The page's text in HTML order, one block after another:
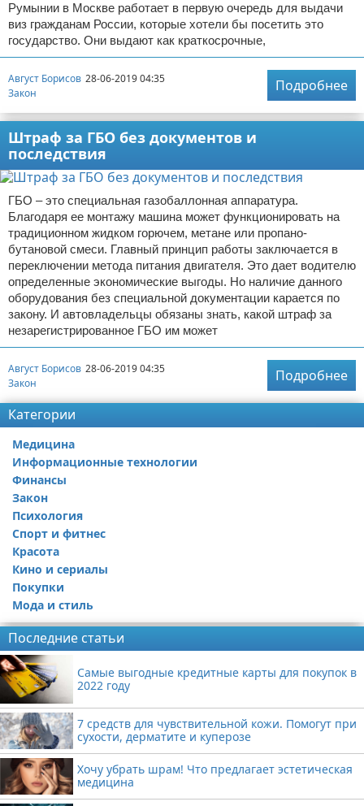
Румынии в Москве работает в первую очередь для выдачи
виз гражданам России, которые хотели бы посетить это
государство. Они выдают как краткосрочные,
Август Борисов 28-06-2019 04:35
Закон
Подробнее
Штраф за ГБО без документов и
последствия
ГБО – это специальная газобаллонная аппаратура.
Благодаря ее монтажу машина может функционировать на
традиционном жидком горючем, метане или пропано-
бутановой смеси. Главный принцип работы заключается в
переключении метода питания двигателя. Это дает водителю
определенные экономические выгоды. Но наличие данного
оборудования без специальной документации карается по
закону. И автовладельцы обязаны знать, какой штраф за
незарегистрированное ГБО им может
Август Борисов 28-06-2019 04:35
Закон
Подробнее
Категории
Медицина
Информационные технологии
Финансы
Закон
Психология
Спорт и фитнес
Красота
Кино и сериалы
Покупки
Мода и стиль
Последние статьи
Самые выгодные кредитные карты для покупок в
2022 году
7 средств для чувствительной кожи. Помогут при
сухости, дерматите и куперозе
Хочу убрать шрам! Что предлагает эстетическая
медицина